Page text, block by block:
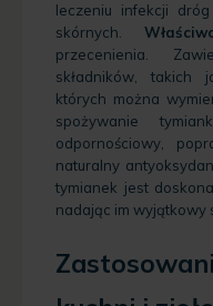
leczeniu infekcji
skórnych.
przecenienia.
składników, takich
których można
spożywanie
odpornościowy,
naturalny
tymianek jest
nadając im wyjątkowy